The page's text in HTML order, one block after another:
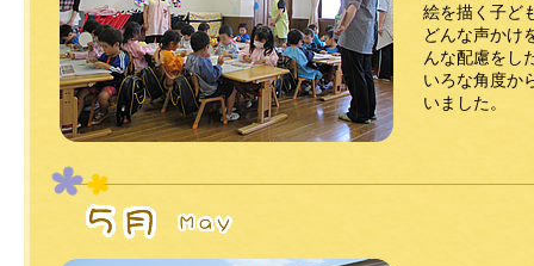
絵を描く子ど
どんな声かけ
んな配慮をし
いろな角度か
いました。